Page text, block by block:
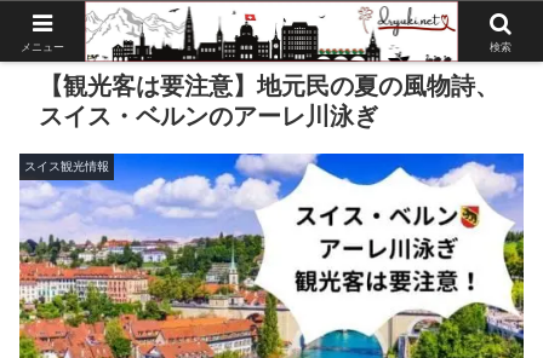
【観光客は要注意】地元民の夏の風物詩、
スイス・ベルンのアーレ川泳ぎ
スイス観光情報
メニュー 検索